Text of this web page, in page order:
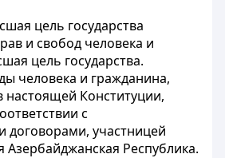
цель государства
и свобод человека и
цель государства.
человека и гражданина,
настоящей Конституции,
с
участницей
Азербайджанская Республика.